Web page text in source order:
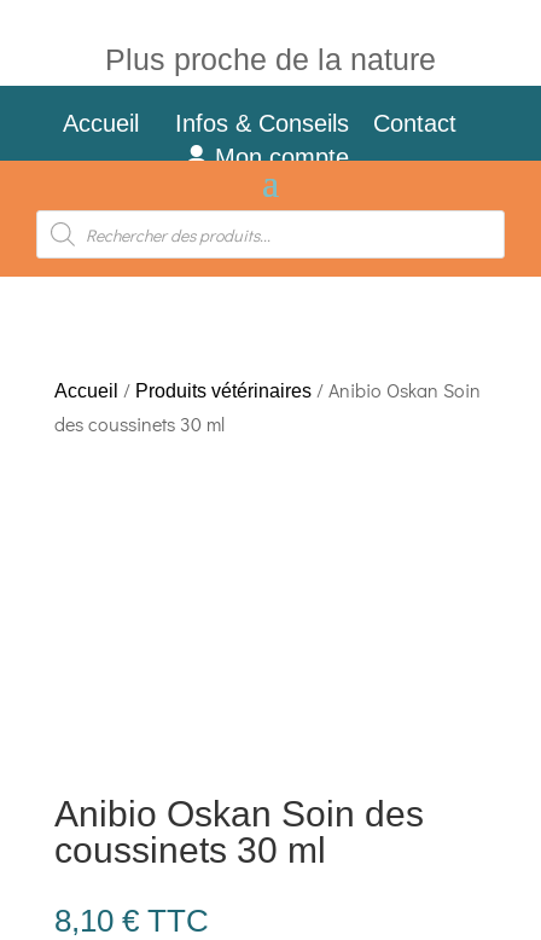
Plus proche de la nature
Accueil Infos & Conseils
Contact
Mon compte
Recherche
produits
Accueil / Produits vétérinaires/ Anibio Oskan Soin
des coussinets 30 ml
Anibio Oskan Soin des
coussinets 30 ml
8,10 € TTC